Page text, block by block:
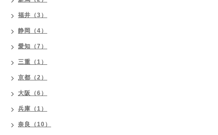
福井（3）
静岡（4）
愛知（7）
三重（1）
京都（2）
大阪（6）
兵庫（1）
奈良（10）